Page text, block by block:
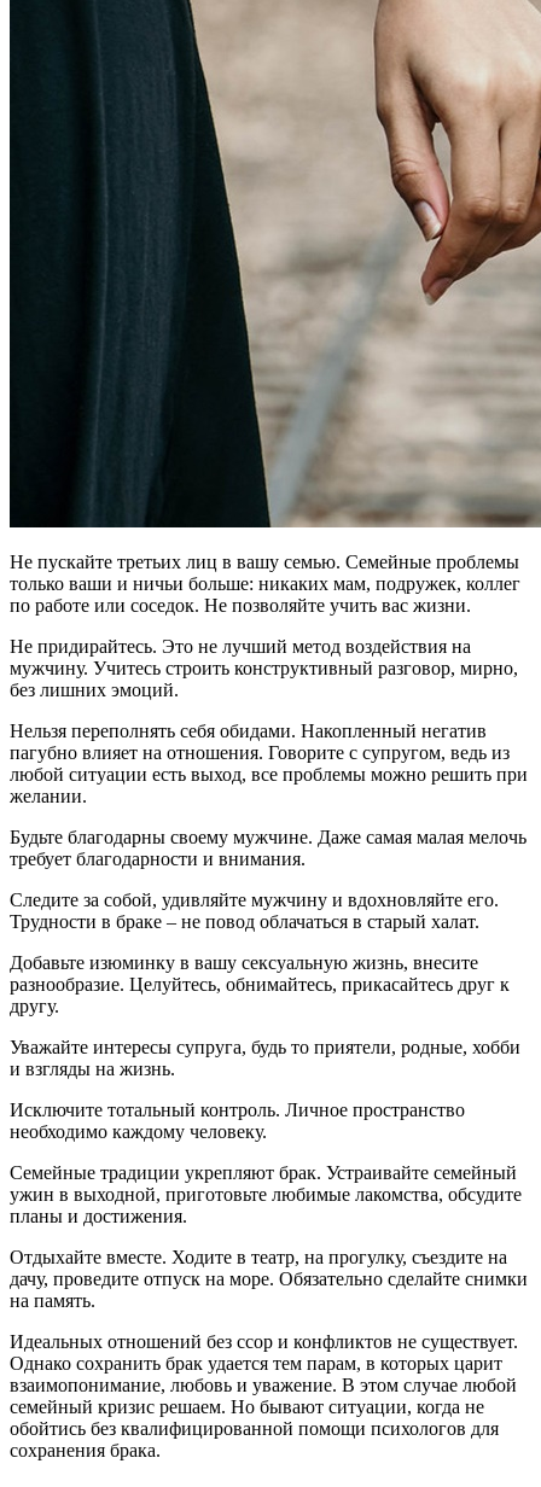
Не пускайте третьих лиц в вашу семью. Семейные проблемы
только ваши и ничьи больше: никаких мам, подружек, коллег
по работе или соседок. Не позволяйте учить вас жизни.
Не придирайтесь. Это не лучший метод воздействия на
мужчину. Учитесь строить конструктивный разговор, мирно,
без лишних эмоций.
Нельзя переполнять себя обидами. Накопленный негатив
пагубно влияет на отношения. Говорите с супругом, ведь из
любой ситуации есть выход, все проблемы можно решить при
желании.
Будьте благодарны своему мужчине. Даже самая малая мелочь
требует благодарности и внимания.
Следите за собой, удивляйте мужчину и вдохновляйте его.
Трудности в браке – не повод облачаться в старый халат.
Добавьте изюминку в вашу сексуальную жизнь, внесите
разнообразие. Целуйтесь, обнимайтесь, прикасайтесь друг к
другу.
Уважайте интересы супруга, будь то приятели, родные, хобби
и взгляды на жизнь.
Исключите тотальный контроль. Личное пространство
необходимо каждому человеку.
Семейные традиции укрепляют брак. Устраивайте семейный
ужин в выходной, приготовьте любимые лакомства, обсудите
планы и достижения.
Отдыхайте вместе. Ходите в театр, на прогулку, съездите на
дачу, проведите отпуск на море. Обязательно сделайте снимки
на память.
Идеальных отношений без ссор и конфликтов не существует.
Однако сохранить брак удается тем парам, в которых царит
взаимопонимание, любовь и уважение. В этом случае любой
семейный кризис решаем. Но бывают ситуации, когда не
обойтись без квалифицированной помощи психологов для
сохранения брака.